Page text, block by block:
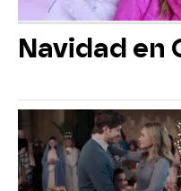
Navidad en